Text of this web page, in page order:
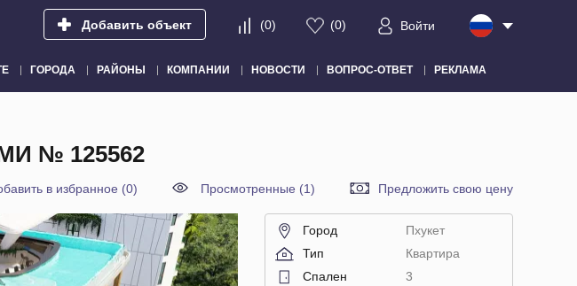
Добавить объект (0) (0) Войти
ГОРОДА РАЙОНЫ КОМПАНИИ НОВОСТИ ВОПРОС-ОТВЕТ РЕКЛАМА
№ 125562
в избранное (0) Просмотренные (1) Предложить свою цену
Город
Пхукет
Тип
Квартира
Спален
3